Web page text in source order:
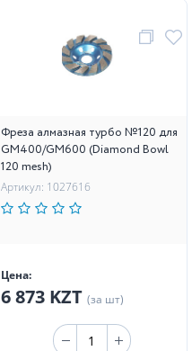
Фреза алмазная турбо №120 для
GM400/GM600 (Diamond Bowl
120 mesh)
Артикул: 1027616
Цена:
6 873 KZT (за шт)